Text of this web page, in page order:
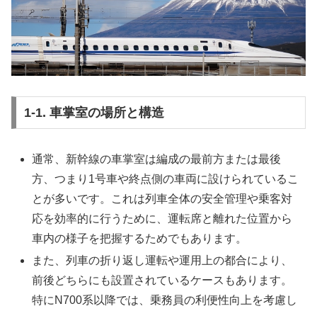
1-1. 車掌室の場所と構造
通常、新幹線の車掌室は編成の最前方または最後
方、つまり1号車や終点側の車両に設けられているこ
とが多いです。これは列車全体の安全管理や乗客対
応を効率的に行うために、運転席と離れた位置から
車内の様子を把握するためでもあります。
また、列車の折り返し運転や運用上の都合により、
前後どちらにも設置されているケースもあります。
特にN700系以降では、乗務員の利便性向上を考慮し